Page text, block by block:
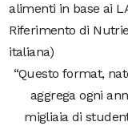
alimenti in base ai
Riferimento di
italiana)
“Questo format,
aggrega ogni
migliaia di